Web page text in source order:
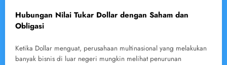
Hubungan Nilai Tukar Dollar dengan Saham dan
Obligasi
Ketika Dollar menguat, perusahaan multinasional yang melakukan
banyak bisnis di luar negeri mungkin melihat penurunan